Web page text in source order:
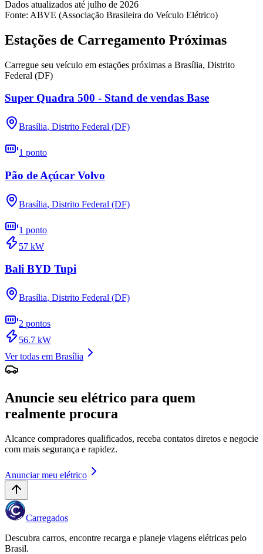
Dados atualizados até julho de 2026
Fonte: ABVE (Associação Brasileira do Veículo Elétrico)
Estações de Carregamento Próximas
Carregue seu veículo em estações próximas a Brasília, Distrito
Federal (DF)
Super Quadra 500 - Stand de vendas Base
Brasília, Distrito Federal (DF)
1 ponto
Pão de Açúcar Volvo
Brasília, Distrito Federal (DF)
1 ponto
57 kW
Bali BYD Tupi
Brasília, Distrito Federal (DF)
2 pontos
56.7 kW
Ver todas em Brasília
Anuncie seu elétrico para quem
realmente procura
Alcance compradores qualificados, receba contatos diretos e negocie
com mais segurança e rapidez.
Anunciar meu elétrico
Carregados
Descubra carros, encontre recarga e planeje viagens elétricas pelo
Brasil.